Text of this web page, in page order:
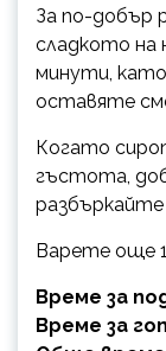
За по-добър
сладкото на
минути,
оставяте
Когато
гъстота,
Варете още
Време за
Време за